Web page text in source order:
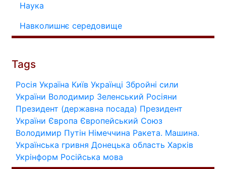
Наука
Навколишнє середовище
Tags
Росія Україна Київ Українці Збройні сили
України Володимир Зеленський Росіяни
Президент (державна посада) Президент
України Європа Європейський Союз
Володимир Путін Німеччина Ракета. Машина.
Українська гривня Донецька область Харків
Укрінформ Російська мова